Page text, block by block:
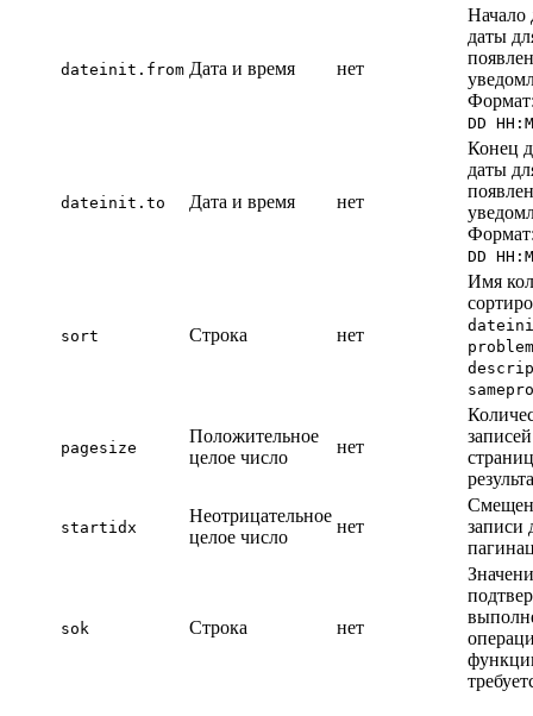
dateinit.from Дата и время нет
Начало
даты
DD
dateinit.to Дата и время нет
Конец
даты
DD
sort Строка нет
Имя
pagesize
Положительное
целое число
нет
startidx
Неотрицательное
целое число
нет
записи
sok Строка нет